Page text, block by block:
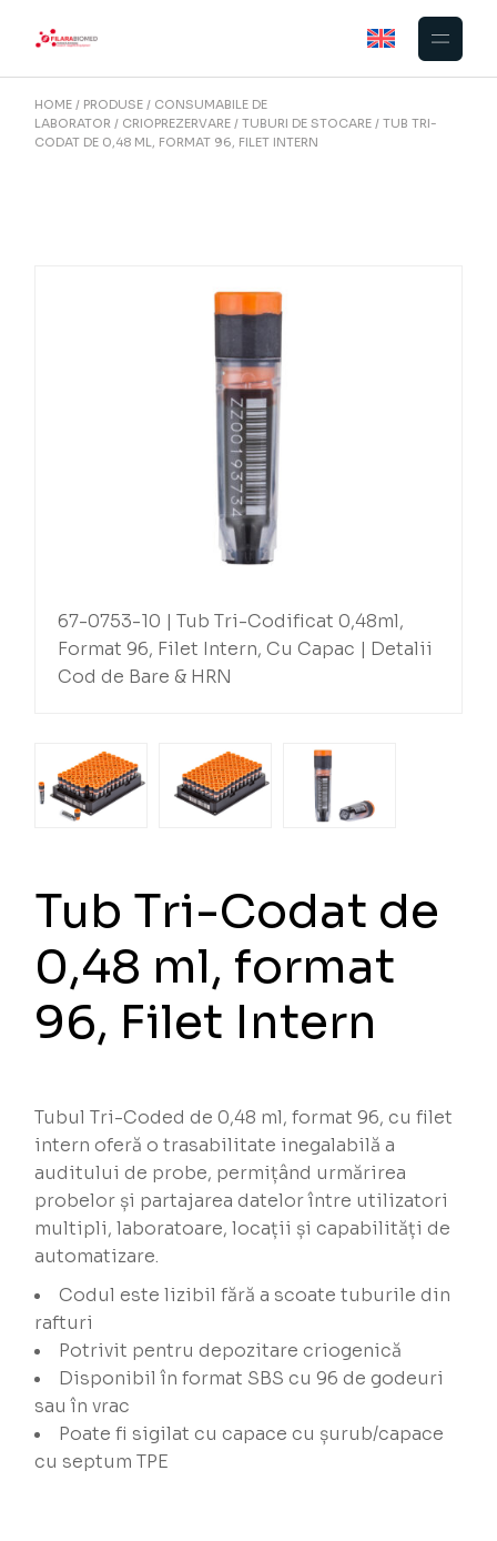
HOME PRODUSE
CONSUMABILE DE
LABORATOR
CRIOPREZERVARE TUBURI DE STOCARE
TUB TRI-
CODAT DE 0,48 ML, FORMAT 96, FILET INTERN
67-0753-10 | Tub Tri-Codificat 0,48ml,
Format 96, Filet Intern, Cu Capac | Detalii
Cod de Bare & HRN
Tub Tri-Codat de
0,48 ml, format
96, Filet Intern
Tubul Tri-Coded de 0,48 ml, format 96, cu filet
intern oferă o trasabilitate inegalabilă a
auditului de probe, permițând urmărirea
probelor și partajarea datelor între utilizatori
multipli, laboratoare, locații și capabilități de
automatizare.
Codul este lizibil fără a scoate tuburile din
rafturi
Potrivit pentru depozitare criogenică
Disponibil în format SBS cu 96 de godeuri
sau în vrac
Poate fi sigilat cu capace cu șurub/capace
cu septum TPE